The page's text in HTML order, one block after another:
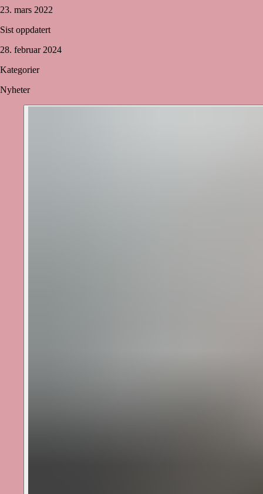
23. mars 2022
Sist oppdatert
28. februar 2024
Kategorier
Nyheter